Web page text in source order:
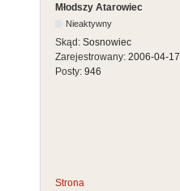
Młodszy Atarowiec
Nieaktywny
Skąd: Sosnowiec
Zarejestrowany: 2006-04-17
Posty: 946
Strona